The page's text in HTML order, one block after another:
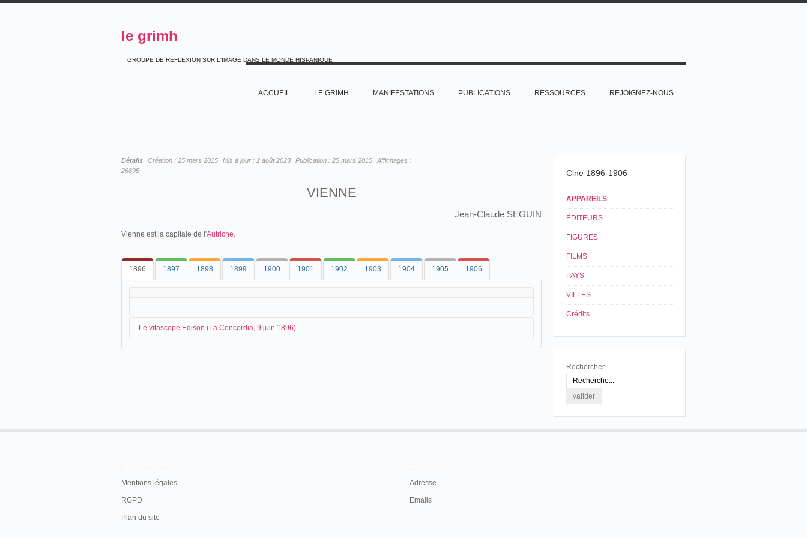
le grimh
GROUPE DE RÉFLEXION SUR L'IMAGE DANS LE MONDE HISPANIQUE
ACCUEIL LE GRIMH MANIFESTATIONS PUBLICATIONS RESSOURCES REJOIGNEZ-NOUS
Détails Création : 25 mars 2015 Mis à jour : 2 août 2023 Publication : 25 mars 2015
Affichages :
26895
VIENNE
Jean-Claude SEGUIN
Vienne est la capitale de l'Autriche.
1896 1897 1898 1899 1900 1901 1902 1903 1904 1905 1906
Le vitascope Edison (La Concordia, 9 juin 1896)
Cine 1896-1906
APPAREILS
ÉDITEURS
FIGURES
FILMS
PAYS
VILLES
Crédits
Rechercher
Mentions légales
RGPD
Plan du site
Adresse
Emails